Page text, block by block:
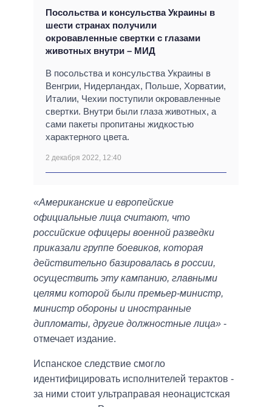
Посольства и консульства Украины в
шести странах получили
окровавленные свертки с глазами
животных внутри – МИД
В посольства и консульства Украины в
Венгрии, Нидерландах, Польше, Хорватии,
Италии, Чехии поступили окровавленные
свертки. Внутри были глаза животных, а
сами пакеты пропитаны жидкостью
характерного цвета.
2 декабря 2022, 12:40
«Американские и европейские
официальные лица считают, что
российские офицеры военной разведки
приказали группе боевиков, которая
действительно базировалась в россии,
осуществить эту кампанию, главными
целями которой были премьер-министр,
министр обороны и иностранные
дипломаты, другие должностные лица» -
отмечает издание.
Испанское следствие смогло
идентифицировать исполнителей терактов -
за ними стоит ультраправая неонацистская